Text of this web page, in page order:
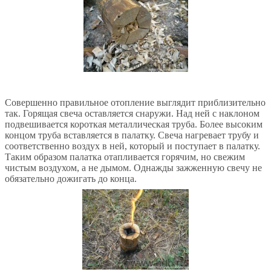
Совершенно правильное отопление выглядит приблизительно
так. Горящая свеча оставляется снаружи. Над ней с наклоном
подвешивается короткая металлическая труба. Более высоким
концом труба вставляется в палатку. Свеча нагревает трубу и
соответственно воздух в ней, который и поступает в палатку.
Таким образом палатка отапливается горячим, но свежим
чистым воздухом, а не дымом. Однажды зажженную свечу не
обязательно дожигать до конца.